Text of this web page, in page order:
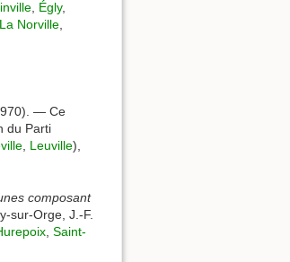
, Égly,
La Norville,
— Ce
du Parti
Leuville),
composant
sur-Orge, J.-F.
Saint-